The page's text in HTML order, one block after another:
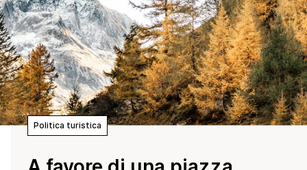
Politica turistica